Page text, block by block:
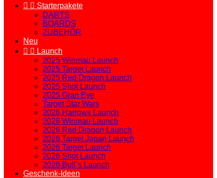
  Starterpakete
DARTS
BOARDS
ZUBEHÖR
Neu
  Launch
2025 Winmau Launch
2025 Target Launch
2025 Red Dragon Launch
2025 Shot Launch
2025 Gran Eye
Target Star Wars
2026 Harrows Launch
2026 Winmau Launch
2026 Red Dragon Launch
2026 Target Japan Launch
2026 Target Launch
2026 Shot Launch
2026 Bull`s Launch
Geschenk-Ideen